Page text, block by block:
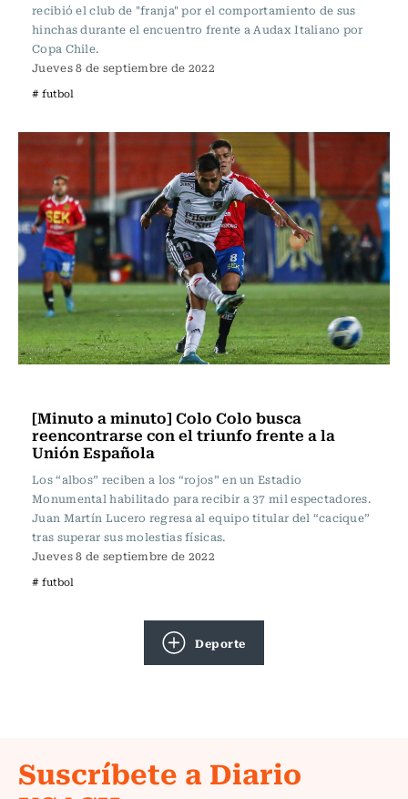
recibió el club de "franja" por el comportamiento de sus
hinchas durante el encuentro frente a Audax Italiano por
Copa Chile.
Jueves 8 de septiembre de 2022
# futbol
[Minuto a minuto] Colo Colo busca
reencontrarse con el triunfo frente a la
Unión Española
Los “albos” reciben a los “rojos” en un Estadio
Monumental habilitado para recibir a 37 mil espectadores.
Juan Martín Lucero regresa al equipo titular del “cacique”
tras superar sus molestias físicas.
Jueves 8 de septiembre de 2022
# futbol
Deporte